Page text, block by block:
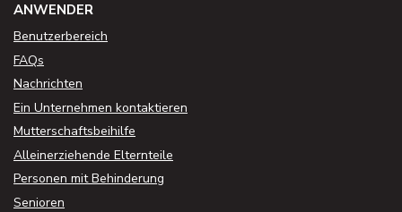
ANWENDER
Benutzerbereich
FAQs
Nachrichten
Ein Unternehmen kontaktieren
Mutterschaftsbeihilfe
Alleinerziehende Elternteile
Personen mit Behinderung
Senioren